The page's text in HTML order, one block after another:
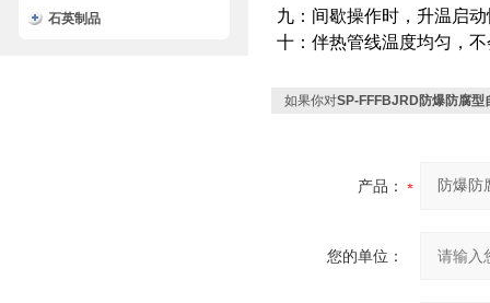
石英制品
九：间歇操作时，升温启
十：伴热管线温度均匀，
如果你对SP-FFFBJRD防爆防腐型
产品：
您的单位：